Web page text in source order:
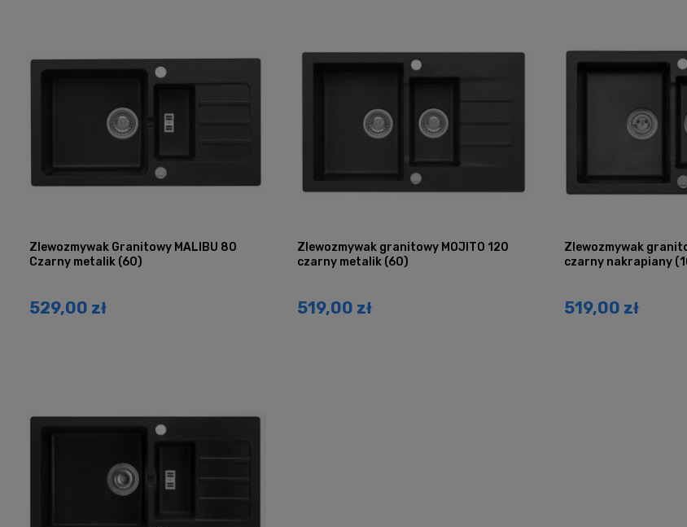
Zlewozmywak Granitowy MALIBU 80
Czarny metalik (60)
529,00 zł
Zlewozmywak granitowy MOJITO 120
czarny metalik (60)
519,00 zł
Zlewozmywak
czarny nakrapiany
519,00 zł